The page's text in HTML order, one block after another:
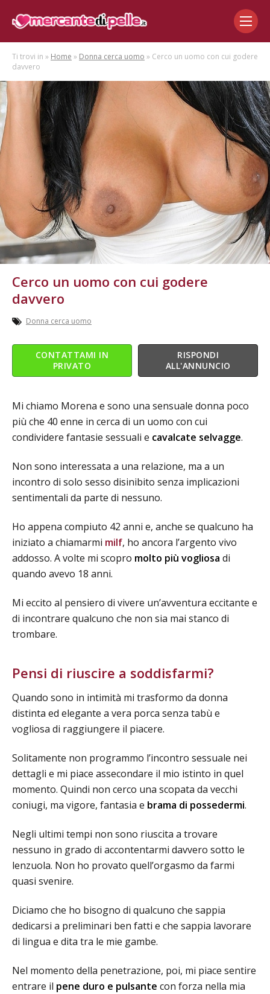
Ti trovi in » Home » Donna cerca uomo » Cerco un uomo con cui godere
davvero
Cerco un uomo con cui godere
davvero
Donna cerca uomo
CONTATTAMI IN
PRIVATO
RISPONDI
ALL'ANNUNCIO
Mi chiamo Morena e sono una sensuale donna poco
più che 40 enne in cerca di un uomo con cui
condividere fantasie sessuali e cavalcate selvagge.
Non sono interessata a una relazione, ma a un
incontro di solo sesso disinibito senza implicazioni
sentimentali da parte di nessuno.
Ho appena compiuto 42 anni e, anche se qualcuno ha
iniziato a chiamarmi milf, ho ancora l’argento vivo
addosso. A volte mi scopro molto più vogliosa di
quando avevo 18 anni.
Mi eccito al pensiero di vivere un’avventura eccitante e
di incontrare qualcuno che non sia mai stanco di
trombare.
Pensi di riuscire a soddisfarmi?
Quando sono in intimità mi trasformo da donna
distinta ed elegante a vera porca senza tabù e
vogliosa di raggiungere il piacere.
Solitamente non programmo l’incontro sessuale nei
dettagli e mi piace assecondare il mio istinto in quel
momento. Quindi non cerco una scopata da vecchi
coniugi, ma vigore, fantasia e brama di possedermi.
Negli ultimi tempi non sono riuscita a trovare
nessuno in grado di accontentarmi davvero sotto le
lenzuola. Non ho provato quell’orgasmo da farmi
quasi svenire.
Diciamo che ho bisogno di qualcuno che sappia
dedicarsi a preliminari ben fatti e che sappia lavorare
di lingua e dita tra le mie gambe.
Nel momento della penetrazione, poi, mi piace sentire
entrare il pene duro e pulsante con forza nella mia